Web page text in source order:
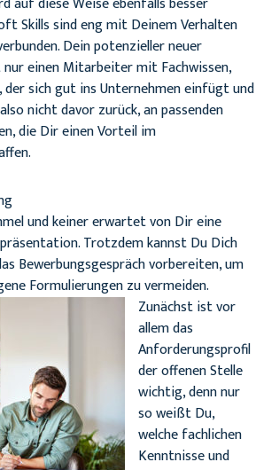
Skills sind eng mit Deinem Verhalten
Dein potenzieller neuer
einen Mitarbeiter mit Fachwissen,
der sich gut ins Unternehmen einfügt und
nicht davor zurück, an passenden
die Dir einen Vorteil im
und keiner erwartet von Dir eine
Trotzdem kannst Du Dich
Bewerbungsgespräch vorbereiten, um
Formulierungen zu vermeiden.
Zunächst ist vor
allem das
Anforderungsprofil
der offenen Stelle
wichtig, denn nur
so weißt Du,
welche fachlichen
Kenntnisse und